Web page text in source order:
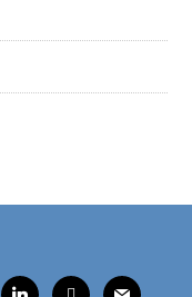
linkedinmobilemail